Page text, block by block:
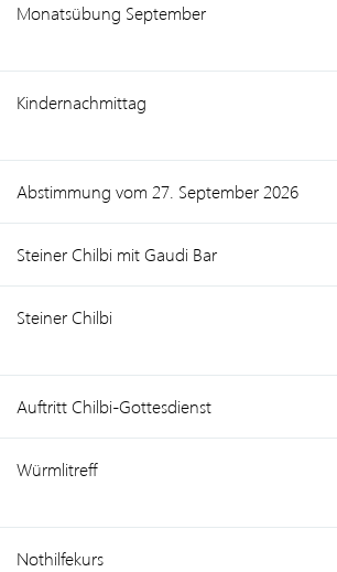
Monatsübung September
Kindernachmittag
Abstimmung vom 27. September 2026
Steiner Chilbi mit Gaudi Bar
Steiner Chilbi
Auftritt Chilbi-Gottesdienst
Würmlitreff
Nothilfekurs